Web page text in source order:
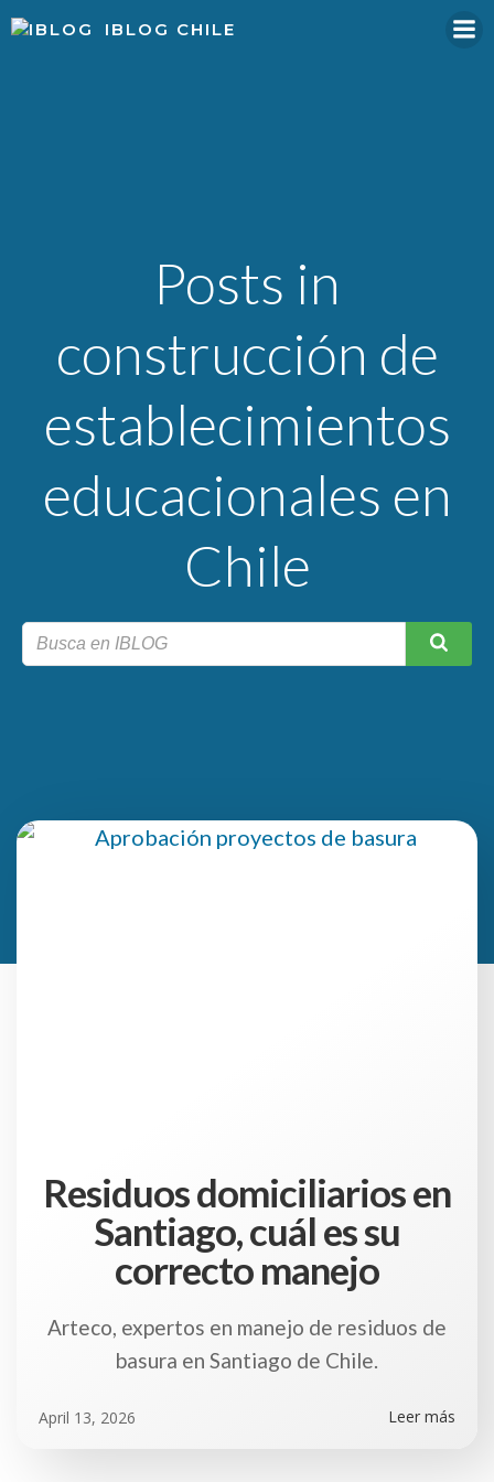
IBLOG CHILE
Posts in
construcción de
establecimientos
educacionales en
Chile
Residuos domiciliarios en
Santiago, cuál es su
correcto manejo
Arteco, expertos en manejo de residuos de
basura en Santiago de Chile.
April 13, 2026 Leer más